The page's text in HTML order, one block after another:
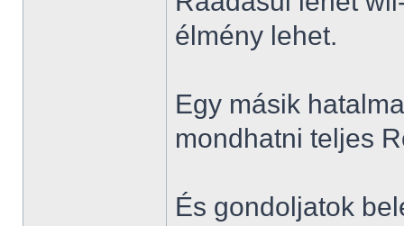
élmény lehet.
Egy másik
mondhatni teljes
És gondoljatok